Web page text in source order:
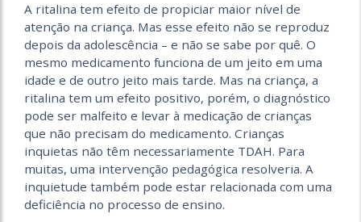
A ritalina tem efeito de propiciar maior nível de
atenção na criança. Mas esse efeito não se reproduz
depois da adolescência – e não se sabe por quê. O
mesmo medicamento funciona de um jeito em uma
idade e de outro jeito mais tarde. Mas na criança, a
ritalina tem um efeito positivo, porém, o diagnóstico
pode ser malfeito e levar à medicação de crianças
que não precisam do medicamento. Crianças
inquietas não têm necessariamente TDAH. Para
muitas, uma intervenção pedagógica resolveria. A
inquietude também pode estar relacionada com uma
deficiência no processo de ensino.